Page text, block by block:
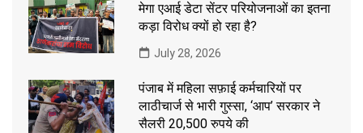
मेगा एआई डेटा सेंटर परियोजनाओं का इतना
कड़ा विरोध क्यों हो रहा है?
July 28, 2026
पंजाब में महिला सफ़ाई कर्मचारियों पर
लाठीचार्ज से भारी गुस्सा, ‘आप’ सरकार ने
सैलरी 20,500 रुपये की